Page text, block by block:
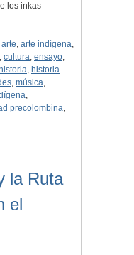
los inkas
arte, arte indígena,
, cultura, ensayo,
historia, historia
, música,
,
precolombina,
la Ruta
el